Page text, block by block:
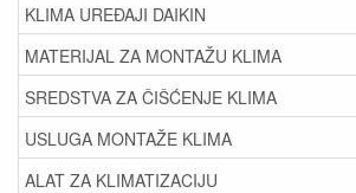
KLIMA UREĐAJI DAIKIN
MATERIJAL ZA MONTAŽU KLIMA
SREDSTVA ZA ČIŠĆENJE KLIMA
USLUGA MONTAŽE KLIMA
ALAT ZA KLIMATIZACIJU